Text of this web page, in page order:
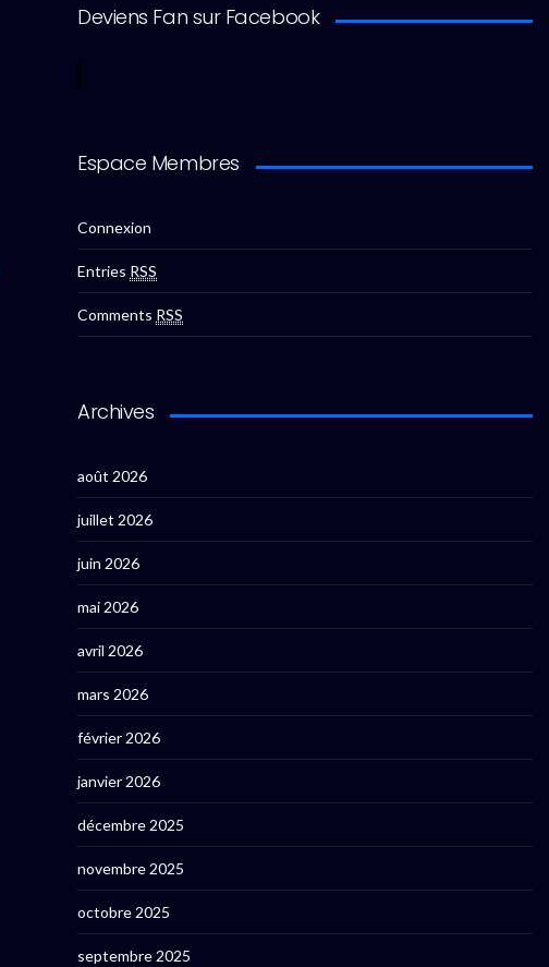
Deviens Fan sur Facebook
Espace Membres
Connexion
Entries RSS
Comments RSS
Archives
août 2026
juillet 2026
juin 2026
mai 2026
avril 2026
mars 2026
février 2026
janvier 2026
décembre 2025
novembre 2025
octobre 2025
septembre 2025